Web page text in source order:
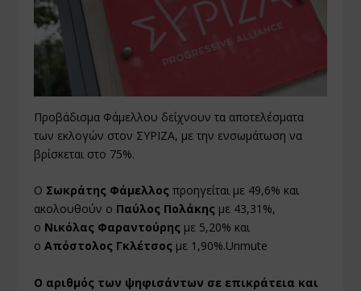
Προβάδισμα Φάμελλου δείχνουν τα αποτελέσματα
των εκλογών στον ΣΥΡΙΖΑ, με την ενσωμάτωση να
βρίσκεται στο 75%.
Ο Σωκράτης Φάμελλος προηγείται με 49,6% και
ακολουθούν ο Παύλος Πολάκης με 43,31%,
ο Νικόλας Φαραντούρης με 5,20% και
οΑπόστολος Γκλέτσος με 1,90%.Unmute
Ο αριθμός των ψηφισάντων σε επικράτεια και